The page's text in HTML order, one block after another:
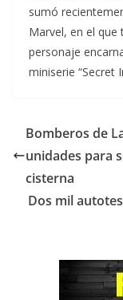
sumó
Marvel, en el
personaje
miniserie “Secret
Bomberos de
unidades para
cisterna
Dos mil